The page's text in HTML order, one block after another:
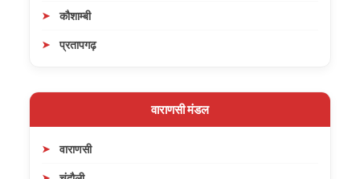
कौशाम्बी
प्रतापगढ़
वाराणसी मंडल
वाराणसी